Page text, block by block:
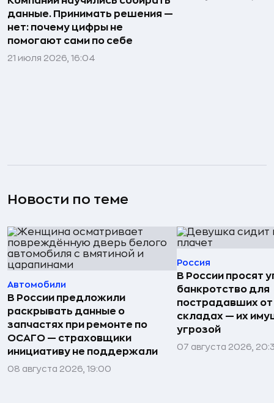
данные. Принимать решения —
нет: почему цифры не
помогают сами по себе
21 июля 2026, 16:04
Новости по теме
Автомобили
В России предложили
раскрывать данные о
запчастях при ремонте по
ОСАГО — страховщики
инициативу не поддержали
08 августа 2026, 19:00
Россия
В России просят
банкротство для
пострадавших
складах — их
угрозой
07 августа 2026,